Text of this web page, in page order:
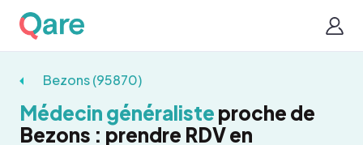
Bezons (95870)
Médecin généraliste proche de
Bezons : prendre RDV en